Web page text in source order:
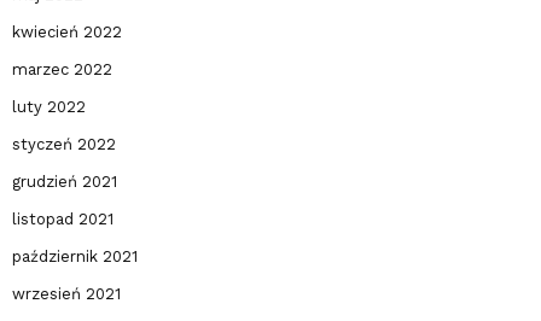
kwiecień 2022
marzec 2022
luty 2022
styczeń 2022
grudzień 2021
listopad 2021
październik 2021
wrzesień 2021